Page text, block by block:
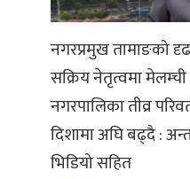
नगरप्रमुख तामाङको
सक्रिय नेतृत्वमा मेलम्ची
नगरपालिका तीव्र
दिशामा अघि बढ्दै :
भिडियो सहित